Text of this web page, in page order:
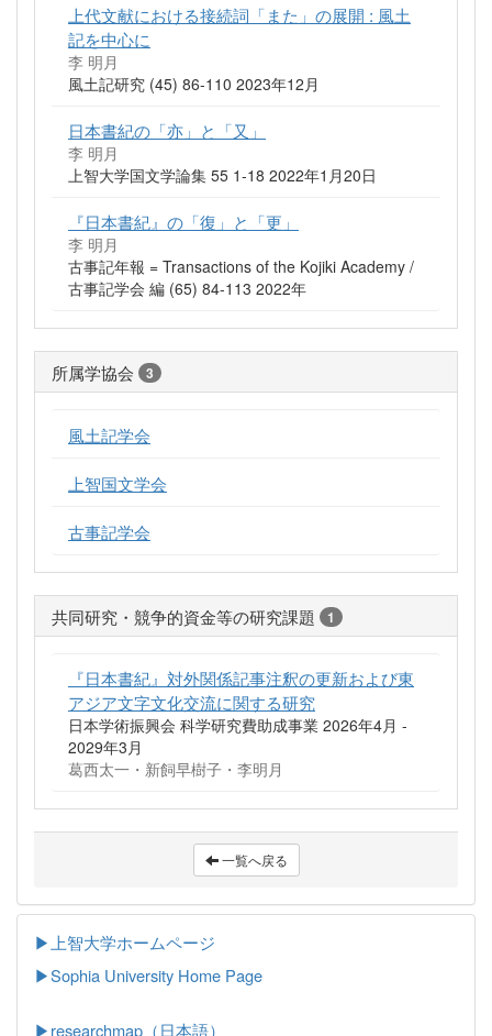
上代文献における接続詞「また」の展開 : 風土
記を中心に
李 明月
風土記研究 (45) 86-110 2023年12月
日本書紀の「亦」と「又」
李 明月
上智大学国文学論集 55 1-18 2022年1月20日
『日本書紀』の「復」と「更」
李 明月
古事記年報 = Transactions of the Kojiki Academy /
古事記学会 編 (65) 84-113 2022年
所属学協会 3
風土記学会
上智国文学会
古事記学会
共同研究・競争的資金等の研究課題 1
『日本書紀』対外関係記事注釈の更新および東
アジア文字文化交流に関する研究
日本学術振興会 科学研究費助成事業 2026年4月 -
2029年3月
葛西太一・新飼早樹子・李明月
一覧へ戻る
▶上智大学ホームページ
▶Sophia University Home Page
▶researchmap（日本語）